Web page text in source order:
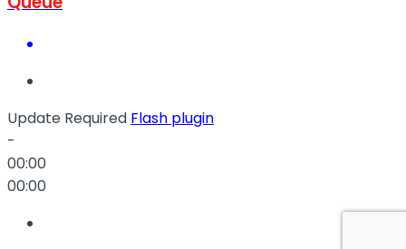
Update Required Flash plugin
-
00:00
00:00